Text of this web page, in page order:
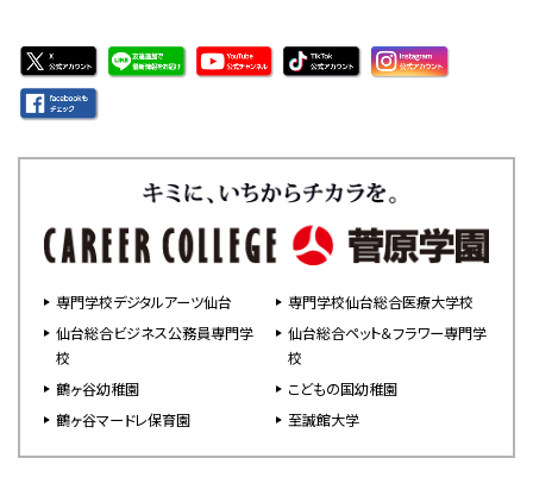
専門学校デジタルアーツ仙台
専門学校仙台総合医療大学校
仙台総合ビジネス公務員専門学
校
仙台総合ペット＆フラワー専門学
校
鶴ヶ谷幼稚園
こどもの国幼稚園
鶴ヶ谷マードレ保育園
至誠館大学